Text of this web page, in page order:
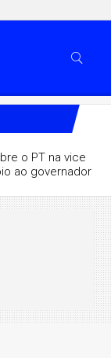
com Lucas e
no 1º turno